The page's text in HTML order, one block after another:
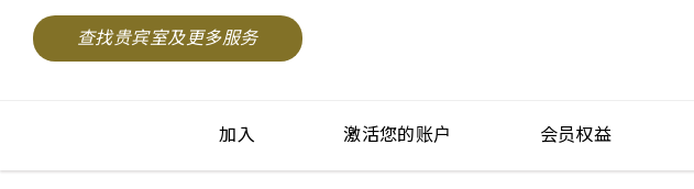
查找贵宾室及更多服务
加入 激活您的账户 会员权益